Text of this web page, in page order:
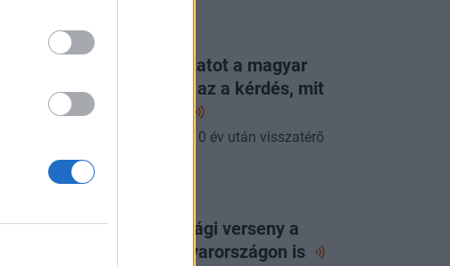
PORTFOLIO CHECKLIST
Rég látott ilyen jó adatot a magyar
gazdaság: már csak az a kérdés, mit
lép erre a
A pénteki Checklistben a 10 év után visszatérő
alacsony infláció.
A következő gazdasági verseny a
vízért folyhat - Magyarországon is